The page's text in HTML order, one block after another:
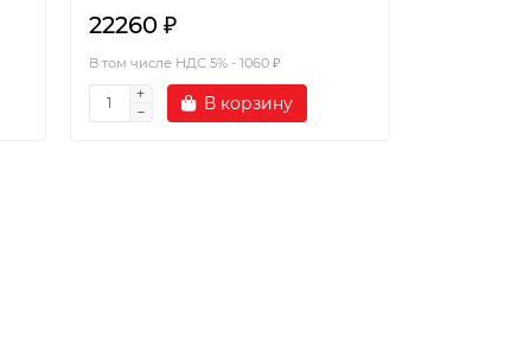
22260 ₽
В том числе НДС 5% - 1060 ₽
В корзину